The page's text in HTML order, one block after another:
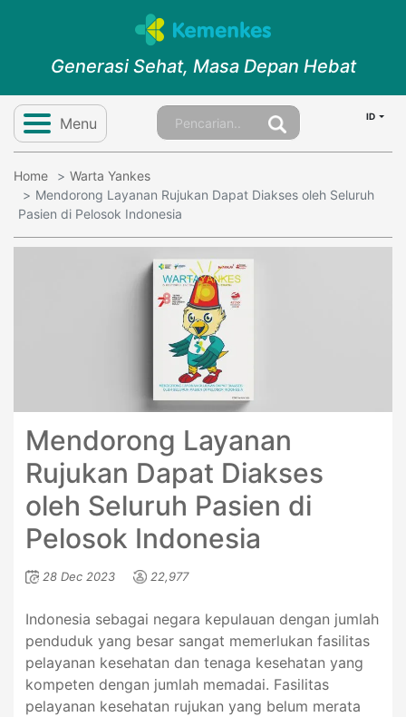
Generasi Sehat, Masa Depan Hebat
Menu ID
Home
Warta Yankes
Mendorong Layanan Rujukan Dapat Diakses oleh Seluruh
Pasien di Pelosok Indonesia
Mendorong Layanan
Rujukan Dapat Diakses
oleh Seluruh Pasien di
Pelosok Indonesia
28 Dec 2023 22,977
Indonesia sebagai negara kepulauan dengan jumlah
penduduk yang besar sangat memerlukan fasilitas
pelayanan kesehatan dan tenaga kesehatan yang
kompeten dengan jumlah memadai. Fasilitas
pelayanan kesehatan rujukan yang belum merata